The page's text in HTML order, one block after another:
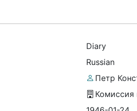
Diary
Russian
Петр